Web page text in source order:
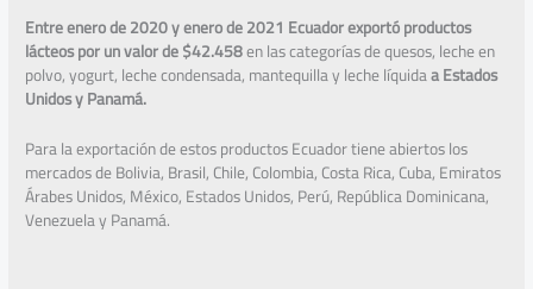
Entre enero de 2020 y enero de 2021 Ecuador exportó productos
lácteos por un valor de $42.458en las categorías de quesos, leche en
polvo, yogurt, leche condensada, mantequilla y leche líquidaa Estados
Unidos y Panamá.
Para la exportación de estos productos Ecuador tiene abiertos los
mercados de Bolivia, Brasil, Chile, Colombia, Costa Rica, Cuba, Emiratos
Árabes Unidos, México, Estados Unidos, Perú, República Dominicana,
Venezuela y Panamá.